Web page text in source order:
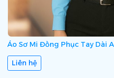
Áo Sơ Mi Đồng Phục Tay Dài
Liên hệ